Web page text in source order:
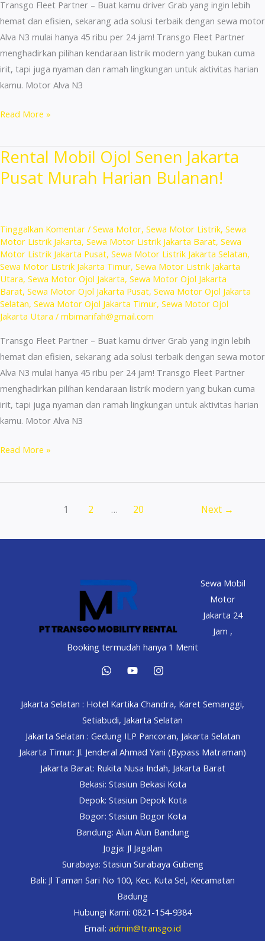
Transgo Fleet Partner – Buat kamu driver Grab yang ingin lebih
hemat dan efisien, sekarang ada solusi terbaik dengan sewa motor
Alva N3 mulai hanya 45 ribu per 24 jam! Transgo Fleet Partner
menghadirkan pilihan kendaraan listrik modern yang bukan cuma
irit, tapi juga nyaman dan ramah lingkungan untuk aktivitas harian
kamu. Motor Alva N3
Sewa
Terdekat
Palmerah
Termurah
Read More »
Rental Mobil Ojol Senen Jakarta
Pusat Murah Harian Bulanan!
Tinggalkan Komentar / Sewa Motor, Sewa Motor Listrik, Sewa
Motor Listrik Jakarta, Sewa Motor Listrik Jakarta Barat, Sewa
Motor Listrik Jakarta Pusat, Sewa Motor Listrik Jakarta Selatan,
Sewa Motor Listrik Jakarta Timur, Sewa Motor Listrik Jakarta
Utara, Sewa Motor Ojol Jakarta, Sewa Motor Ojol Jakarta
Barat, Sewa Motor Ojol Jakarta Pusat, Sewa Motor Ojol Jakarta
Selatan, Sewa Motor Ojol Jakarta Timur, Sewa Motor Ojol
Jakarta Utara / mbimarifah@gmail.com
Transgo Fleet Partner – Buat kamu driver Grab yang ingin lebih
hemat dan efisien, sekarang ada solusi terbaik dengan sewa motor
Alva N3 mulai hanya 45 ribu per 24 jam! Transgo Fleet Partner
menghadirkan pilihan kendaraan listrik modern yang bukan cuma
irit, tapi juga nyaman dan ramah lingkungan untuk aktivitas harian
kamu. Motor Alva N3
Rental
Ojol
Read More »
1 2 … 20 Next →
Sewa Mobil
Motor
Jakarta 24
Jam ,
Booking termudah hanya 1 Menit
Jakarta Selatan : Hotel Kartika Chandra, Karet Semanggi,
Setiabudi, Jakarta Selatan
Jakarta Selatan : Gedung ILP Pancoran, Jakarta Selatan
Jakarta Timur: Jl. Jenderal Ahmad Yani (Bypass Matraman)
Jakarta Barat: Rukita Nusa Indah, Jakarta Barat
Bekasi: Stasiun Bekasi Kota
Depok: Stasiun Depok Kota
Bogor: Stasiun Bogor Kota
Bandung: Alun Alun Bandung
Jogja: Jl Jagalan
Surabaya: Stasiun Surabaya Gubeng
Bali: Jl Taman Sari No 100, Kec. Kuta Sel, Kecamatan
Badung
Hubungi Kami: 0821-154-9384
Email: admin@transgo.id